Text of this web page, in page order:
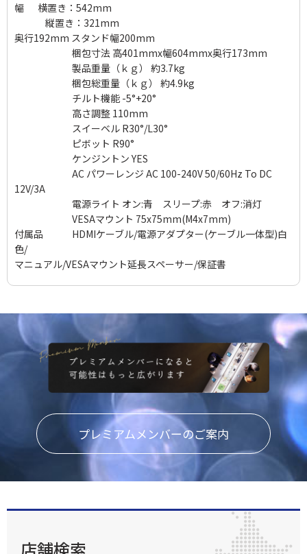
幅 横置き：542mm
縦置き：321mm
奥行192mm スタンド幅200mm
梱包寸法 高401mmx幅604mmx奥行173mm
製品重量（ｋｇ） 約3.7kg
梱包総重量（ｋｇ） 約4.9kg
チルト機能 -5°+20°
高さ調整 110mm
スイーベル R30°/L30°
ピボット R90°
ケンジントン YES
AC パワーレンジ AC 100-240V 50/60Hz To DC
12V/3A
電源ライト オン:青 スリープ:赤 オフ:消灯
VESAマウント 75x75mm(M4x7mm)
付属品 HDMIケーブル/電源アダプター(ケーブル一体型)白
色/
マニュアル/VESAマウント延長スペーサー/保証書
プレミアムメンバーのご案内
店舗検索